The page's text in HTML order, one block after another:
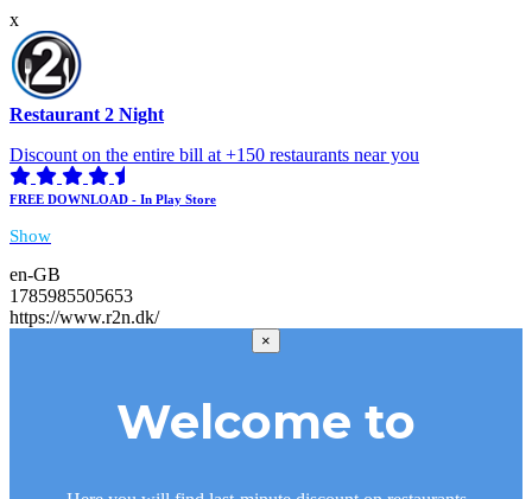
x
Restaurant 2 Night
Discount on the entire bill at +150 restaurants near you
FREE DOWNLOAD - In Play Store
Show
en-GB
1785985505653
https://www.r2n.dk/
×
Welcome to